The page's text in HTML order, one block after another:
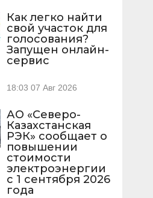
Как легко найти
свой участок для
голосования?
Запущен онлайн-
сервис
18:03 07 Авг 2026
АО «Северо-
Казахстанская
РЭК» сообщает о
повышении
стоимости
электроэнергии
с 1 сентября 2026
года